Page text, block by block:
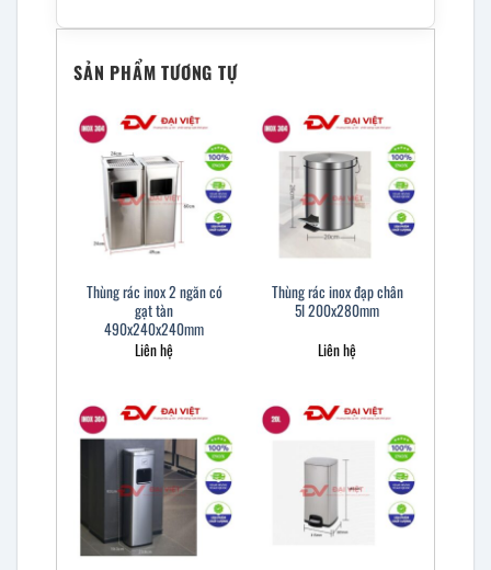
SẢN PHẨM TƯƠNG TỰ
Thùng rác inox 2 ngăn có
gạt tàn
490x240x240mm
Liên hệ
Thùng rác inox đạp chân
5l 200x280mm
Liên hệ